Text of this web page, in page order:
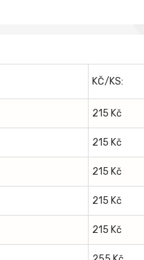
KČ/KS:
215 Kč
215 Kč
215 Kč
215 Kč
215 Kč